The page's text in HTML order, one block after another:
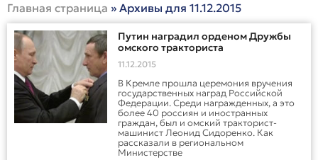
Главная страница » Архивы для 11.12.2015
Путин наградил орденом Дружбы
омского тракториста
11.12.2015
В Кремле прошла церемония вручения
государственных наград Российской
Федерации. Среди награжденных, а это
более 40 россиян и иностранных
граждан, был и омский тракторист-
машинист Леонид Сидоренко. Как
рассказали в региональном
Министерстве